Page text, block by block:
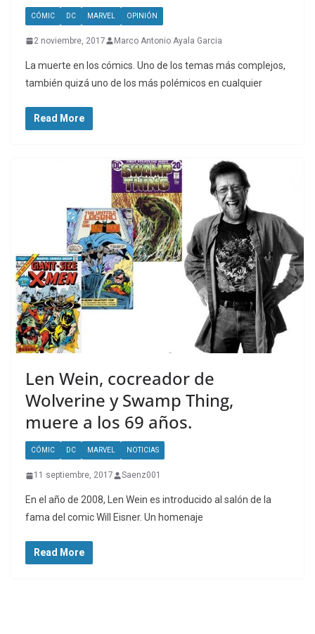
CÓMIC DC MARVEL OPINIÓN
2 noviembre, 2017 Marco Antonio Ayala Garcia
La muerte en los cómics. Uno de los temas más complejos,
también quizá uno de los más polémicos en cualquier
Read More
Len Wein, cocreador de
Wolverine y Swamp Thing,
muere a los 69 años.
CÓMIC DC MARVEL NOTICIAS
11 septiembre, 2017 Saenz001
En el año de 2008, Len Wein es introducido al salón de la
fama del comic Will Eisner. Un homenaje
Read More